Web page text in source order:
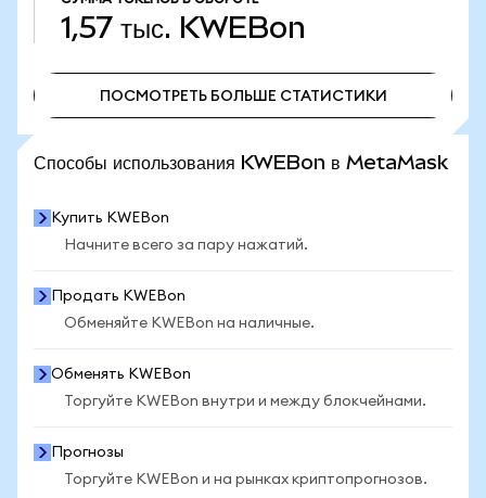
1,57 тыс. KWEBon
ПОСМОТРЕТЬ БОЛЬШЕ СТАТИСТИКИ
Способы использования KWEBon в MetaMask
Купить KWEBon
Начните всего за пару нажатий.
Продать KWEBon
Обменяйте KWEBon на наличные.
Обменять KWEBon
Торгуйте KWEBon внутри и между блокчейнами.
Прогнозы
Торгуйте KWEBon и на рынках криптопрогнозов.